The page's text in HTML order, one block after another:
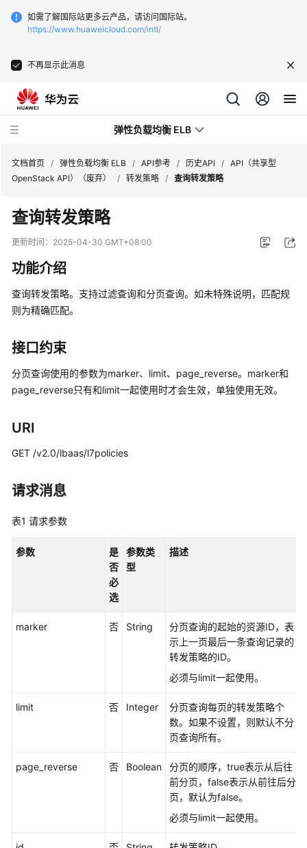
如需了解国际站更多云产品，请访问国际站。
https://www.huaweicloud.com/intl/
不再显示此消息
弹性负载均衡 ELB
最
新
动
品
介
费
说
速
门
用
户
指
南
实
必
文档首页 / 弹性负载均衡 ELB / API参考 / 历史API / API（共享型
OpenStack API）（废弃）
/ 转发策略 / 查询转发策略
查询转发策略
更新时间： 2025-04-30 GMT+08:00
功能介绍
查询转发策略。支持过滤查询和分页查询。如未特殊说明，匹配规
则为精确匹配。
接口约束
分页查询使用的参数为marker、limit、page_reverse。marker和
page_reverse只有和limit一起使用时才会生效，单独使用无效。
URI
GET /v2.0/lbaas/l7policies
请求消息
表1 请求参数
参数
是
否
必
选
参数类
型
描述
marker 否 String
分页查询的起始的资源ID，表
示上一页最后一条查询记录的
转发策略的ID。
必须与limit一起使用。
limit 否 Integer
分页查询每页的转发策略个
数。如果不设置，则默认不分
页查询所有。
page_reverse 否 Boolean
分页的顺序，true表示从后往
前分页，false表示从前往后分
页，默认为false。
必须与limit一起使用。